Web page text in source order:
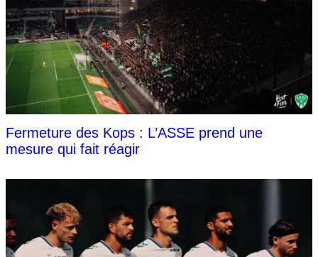
Fermeture des Kops : L’ASSE prend une
mesure qui fait réagir